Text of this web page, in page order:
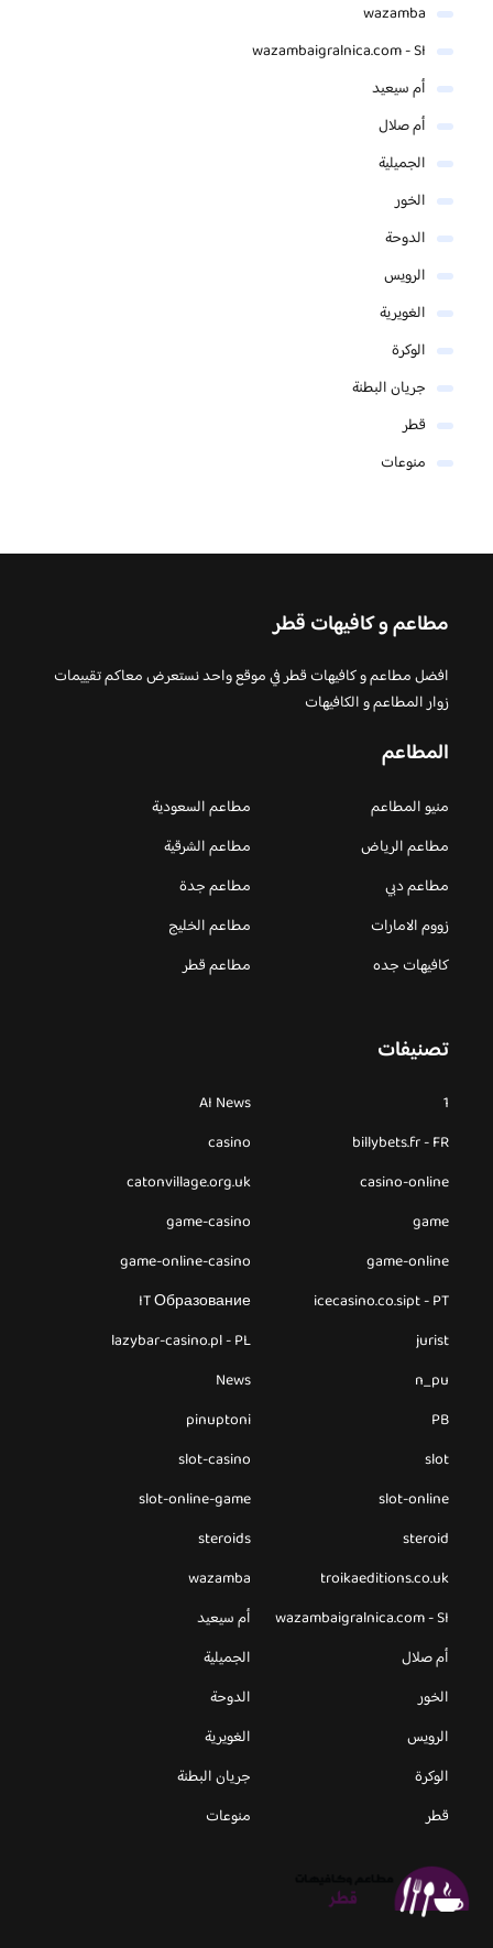
wazamba
wazambaigralnica.com - SI
أم سيعيد
أم صلال
الجميلية
الخور
الدوحة
الرويس
الغويرية
الوكرة
جريان البطنة
قطر
منوعات
مطاعم و كافيهات قطر
افضل مطاعم و كافيهات قطر في موقع واحد نستعرض معاكم تقييمات
زوار المطاعم و الكافيهات
المطاعم
منيو المطاعم
مطاعم السعودية
مطاعم الرياض
مطاعم الشرقية
مطاعم دبي
مطاعم جدة
زووم الامارات
مطاعم الخليج
كافيهات جده
مطاعم قطر
تصنيفات
1
AI News
billybets.fr - FR
casino
casino-online
catonvillage.org.uk
game
game-casino
game-online
game-online-casino
icecasino.co.sipt - PT
IT Образование
jurist
lazybar-casino.pl - PL
n_pu
News
PB
pinuptoni
slot
slot-casino
slot-online
slot-online-game
steroid
steroids
troikaeditions.co.uk
wazamba
wazambaigralnica.com - SI
أم سيعيد
أم صلال
الجميلية
الخور
الدوحة
الرويس
الغويرية
الوكرة
جريان البطنة
قطر
منوعات